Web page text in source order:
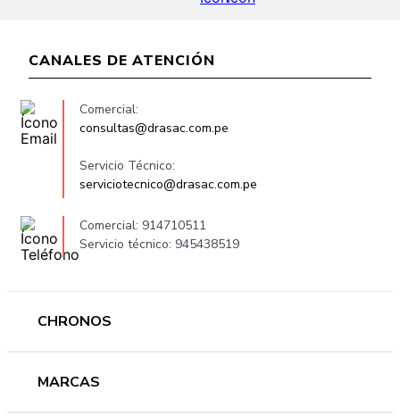
CANALES DE ATENCIÓN
Comercial:
consultas@drasac.com.pe
Servicio Técnico:
serviciotecnico@drasac.com.pe
Comercial: 914710511
Servicio técnico: 945438519
CHRONOS
Hombre
MARCAS